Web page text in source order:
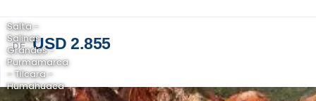
DE USD 2.855
Salta -
Salinas
Grandes -
Purmamarca
- Tilcara -
Humahuaca